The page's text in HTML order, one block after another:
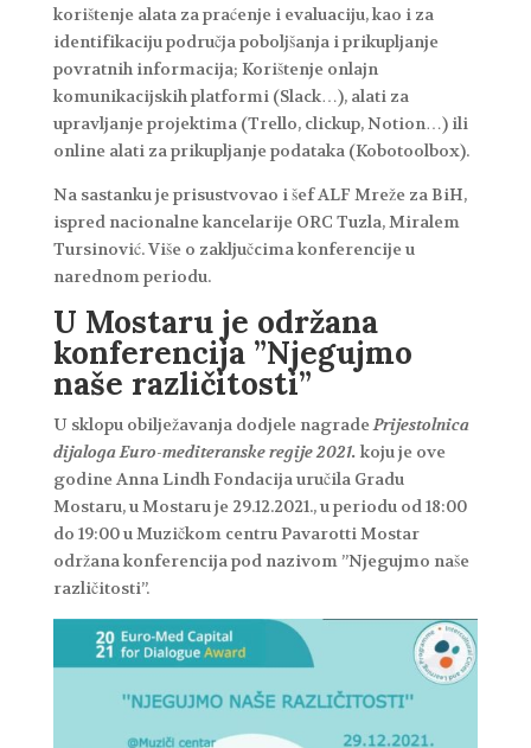
korištenje alata za praćenje i evaluaciju, kao i za
identifikaciju područja poboljšanja i prikupljanje
povratnih informacija; Korištenje onlajn
komunikacijskih platformi (Slack…), alati za
upravljanje projektima (Trello, clickup, Notion…) ili
online alati za prikupljanje podataka (Kobotoolbox).
Na sastanku je prisustvovao i šef ALF Mreže za BiH,
ispred nacionalne kancelarije ORC Tuzla, Miralem
Tursinović. Više o zaključcima konferencije u
narednom periodu.
U Mostaru je održana
konferencija ”Njegujmo
naše različitosti”
U sklopu obilježavanja dodjele nagradePrijestolnica
dijaloga Euro-mediteranske regije 2021. koju je ove
godine Anna Lindh Fondacija uručila Gradu
Mostaru, u Mostaru je 29.12.2021., u periodu od 18:00
do 19:00 u Muzičkom centru Pavarotti Mostar
održana konferencija pod nazivom ”Njegujmo naše
različitosti”.